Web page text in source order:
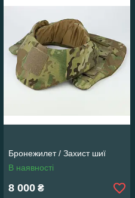
Бронежилет / Захист шиї
В наявності
8 000 ₴